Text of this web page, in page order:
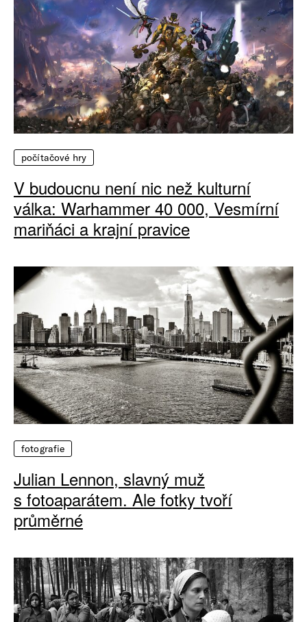
počítačové hry
V budoucnu není nic než kulturní
válka: Warhammer 40 000, Vesmírní
mariňáci a krajní pravice
fotografie
Julian Lennon, slavný muž
s fotoaparátem. Ale fotky tvoří
průměrné